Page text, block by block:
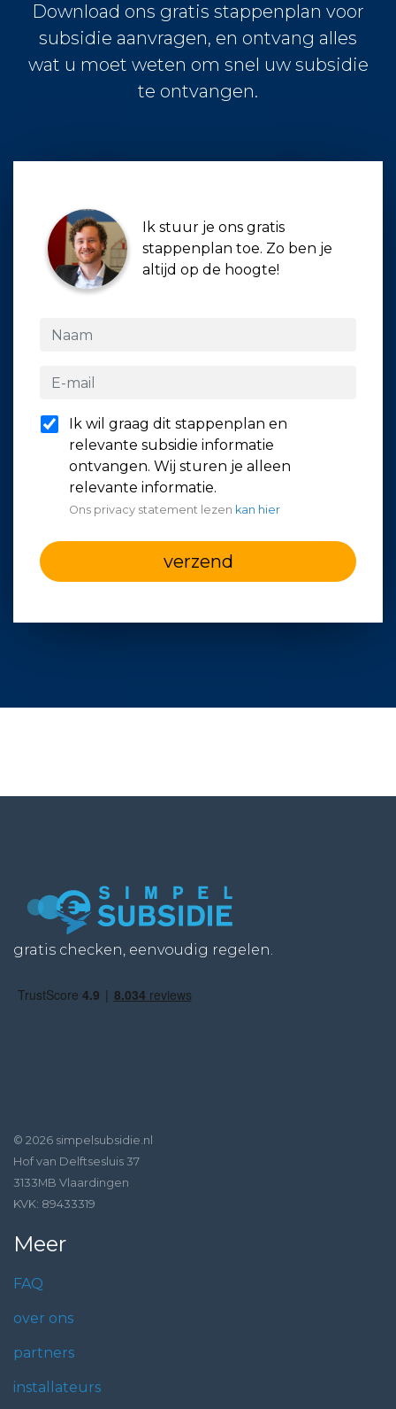
Download ons gratis stappenplan voor
subsidie aanvragen, en ontvang alles
wat u moet weten om snel uw subsidie
te ontvangen.
Ik stuur je ons gratis
stappenplan toe. Zo ben je
altijd op de hoogte!
Ik wil graag dit stappenplan en
relevante subsidie informatie
ontvangen. Wij sturen je alleen
relevante informatie.
Ons privacy statement lezen kan hier
verzend
gratis checken, eenvoudig regelen.
© 2026 simpelsubsidie.nl
Hof van Delftsesluis 37
3133MB Vlaardingen
KVK: 89433319
Meer
FAQ
over ons
partners
installateurs